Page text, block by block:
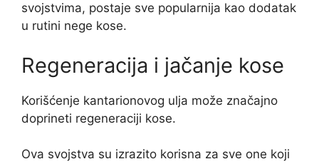
svojstvima, postaje sve popularnija kao dodatak
u rutini nege kose.
Regeneracija i jačanje kose
Korišćenje kantarionovog ulja može značajno
doprineti regeneraciji kose.
Ova svojstva su izrazito korisna za sve one koji